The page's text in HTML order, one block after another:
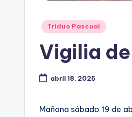
Publicado
Triduo Pascual
Vigilia
abril 18, 2025
Mañana sábado 19 de